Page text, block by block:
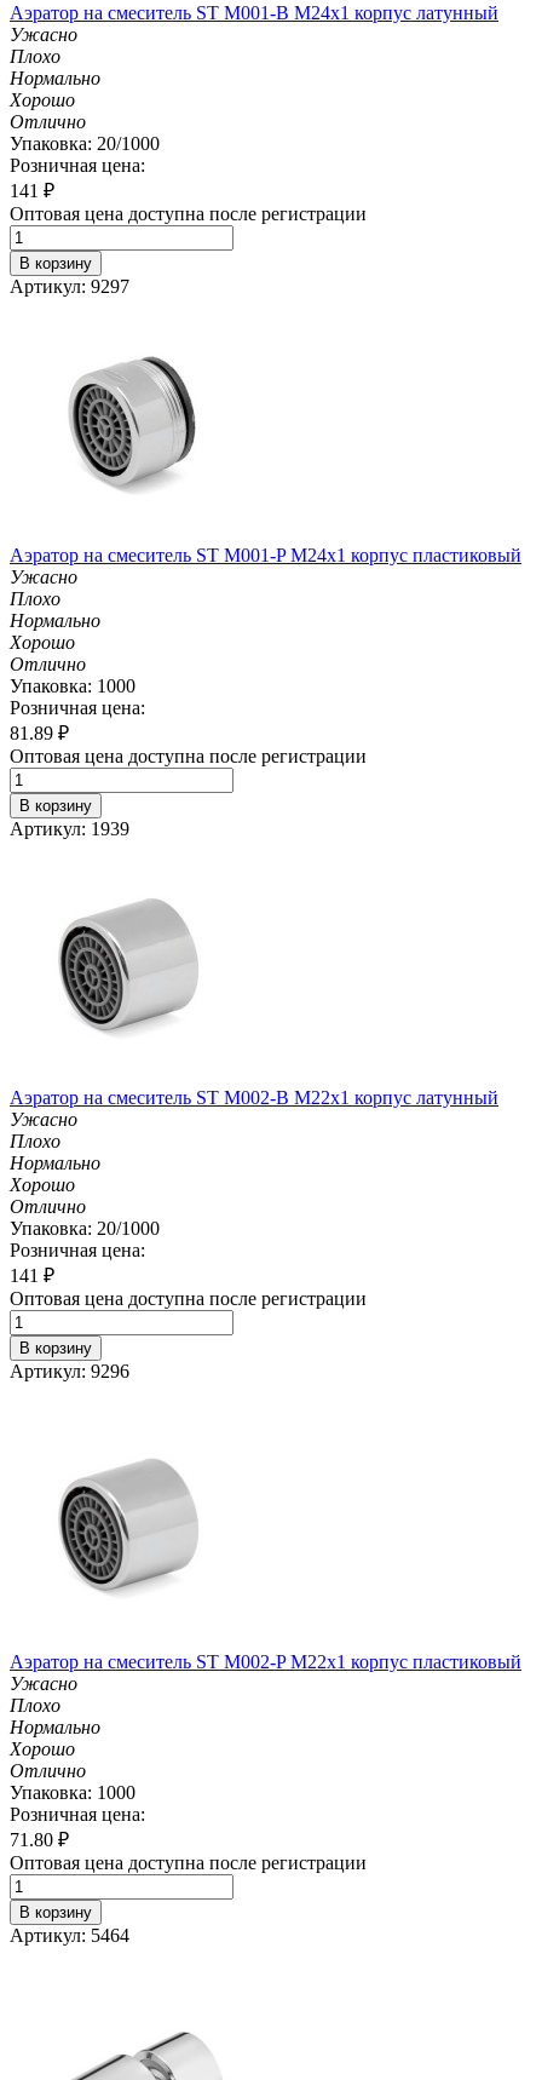
Аэратор на смеситель ST М001-B М24х1 корпус латунный
Ужасно
Плохо
Нормально
Хорошо
Отлично
Упаковка: 20/1000
Розничная цена:
141 ₽
Оптовая цена доступна после регистрации
В корзину
Артикул: 9297
Аэратор на смеситель ST М001-P М24х1 корпус пластиковый
Ужасно
Плохо
Нормально
Хорошо
Отлично
Упаковка: 1000
Розничная цена:
81.89 ₽
Оптовая цена доступна после регистрации
В корзину
Артикул: 1939
Аэратор на смеситель ST М002-B М22х1 корпус латунный
Ужасно
Плохо
Нормально
Хорошо
Отлично
Упаковка: 20/1000
Розничная цена:
141 ₽
Оптовая цена доступна после регистрации
В корзину
Артикул: 9296
Аэратор на смеситель ST М002-P М22х1 корпус пластиковый
Ужасно
Плохо
Нормально
Хорошо
Отлично
Упаковка: 1000
Розничная цена:
71.80 ₽
Оптовая цена доступна после регистрации
В корзину
Артикул: 5464